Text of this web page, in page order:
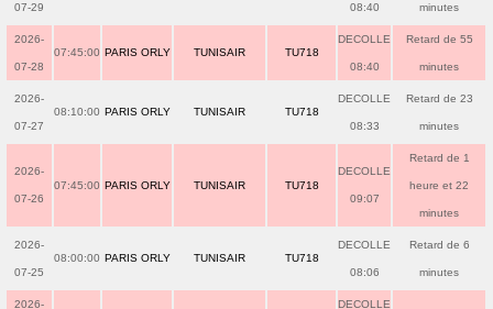
07-29 08:40 minutes
2026-
07-28
07:45:00 PARIS ORLY TUNISAIR TU718
DECOLLE
08:40
Retard de 55
minutes
2026-
07-27
08:10:00 PARIS ORLY TUNISAIR TU718
DECOLLE
08:33
Retard de 23
minutes
2026-
07-26
07:45:00 PARIS ORLY TUNISAIR TU718
DECOLLE
09:07
Retard de 1
heure et 22
minutes
2026-
07-25
08:00:00 PARIS ORLY TUNISAIR TU718
DECOLLE
08:06
Retard de 6
minutes
2026- DECOLLE